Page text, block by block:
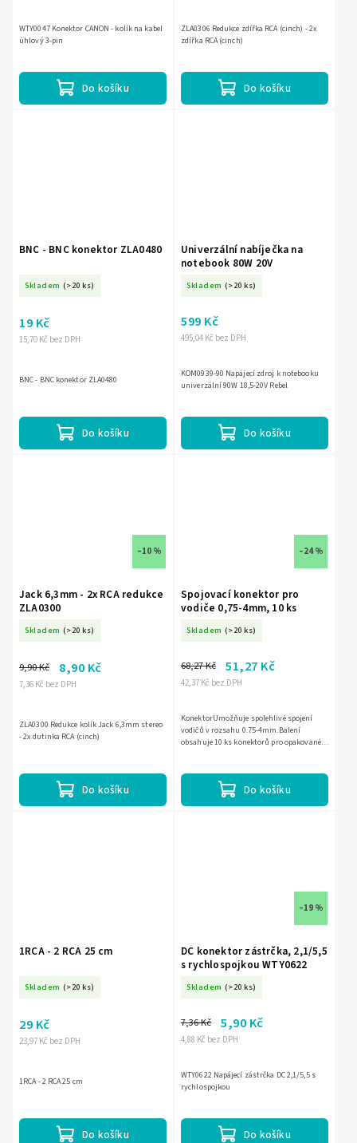
Do košíku
WTY0047 Konektor CANON - kolík na kabel
úhlový 3-pin
Do košíku
ZLA0306 Redukce zdířka RCA (cinch) - 2x
zdířka RCA (cinch)
BNC - BNC konektor ZLA0480
Skladem (>20 ks)
15,70 Kč bez DPH
19 Kč
Do košíku
BNC - BNC konektor ZLA0480
Univerzální nabíječka na
notebook 80W 20V
Skladem (>20 ks)
495,04 Kč bez DPH
599 Kč
Do košíku
KOM0939-90 Napájecí zdroj k notebooku
univerzální 90W 18,5-20V Rebel
–10 %
Jack 6,3mm - 2x RCA redukce
ZLA0300
Skladem (>20 ks)
7,36 Kč bez DPH
9,90 Kč 8,90 Kč
Do košíku
ZLA0300 Redukce kolík Jack 6,3mm stereo
- 2x dutinka RCA (cinch)
–24 %
Spojovací konektor pro
vodiče 0,75-4mm, 10 ks
Skladem (>20 ks)
42,37 Kč bez DPH
68,27 Kč 51,27 Kč
Do košíku
KonektorUmožňuje spolehlivé spojení
vodičů v rozsahu 0.75-4mm.Balení
obsahuje 10 ks konektorů pro opakované
1RCA - 2 RCA 25 cm
Skladem (>20 ks)
23,97 Kč bez DPH
29 Kč
Do košíku
1RCA - 2 RCA 25 cm
–19 %
DC konektor zástrčka, 2,1/5,5
s rychlospojkou WTY0622
Skladem (>20 ks)
4,88 Kč bez DPH
7,36 Kč 5,90 Kč
Do košíku
WTY0622 Napájecí zástrčka DC 2,1/5,5 s
rychlospojkou